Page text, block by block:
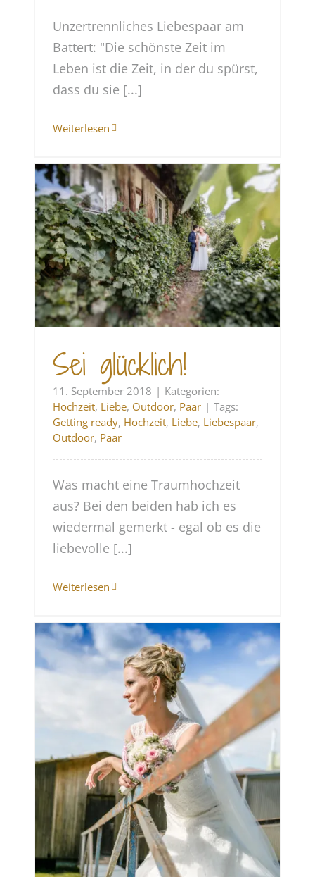
Unzertrennliches Liebespaar am
Battert: "Die schönste Zeit im
Leben ist die Zeit, in der du spürst,
dass du sie [...]
Weiterlesen
Sei glücklich!
11. September 2018 | Kategorien:
Hochzeit, Liebe, Outdoor, Paar | Tags:
Getting ready, Hochzeit, Liebe, Liebespaar,
Outdoor, Paar
Was macht eine Traumhochzeit
aus? Bei den beiden hab ich es
wiedermal gemerkt - egal ob es die
liebevolle [...]
Weiterlesen